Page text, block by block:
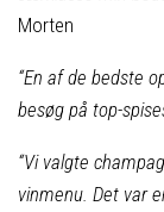
Morten
“En af de bedste
besøg på top-
“Vi valgte
vinmenu. Det var